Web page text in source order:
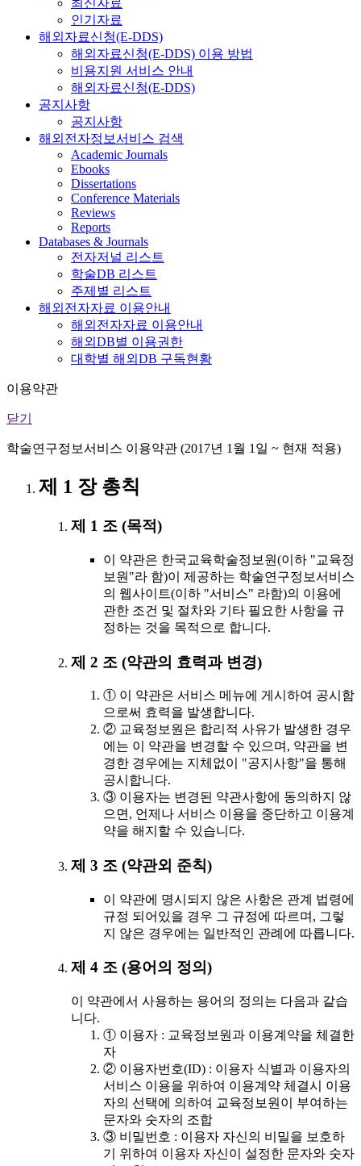
최신자료
인기자료
해외자료신청(E-DDS)
해외자료신청(E-DDS) 이용 방법
비용지원 서비스 안내
해외자료신청(E-DDS)
공지사항
공지사항
해외전자정보서비스 검색
Academic Journals
Ebooks
Dissertations
Conference Materials
Reviews
Reports
Databases & Journals
전자저널 리스트
학술DB 리스트
주제별 리스트
해외전자자료 이용안내
해외전자자료 이용안내
해외DB별 이용권한
대학별 해외DB 구독현황
이용약관
닫기
학술연구정보서비스 이용약관 (2017년 1월 1일 ~ 현재 적용)
제 1 장 총칙
제 1 조 (목적)
이 약관은 한국교육학술정보원(이하 "교육정
보원"라 함)이 제공하는 학술연구정보서비스
의 웹사이트(이하 "서비스" 라함)의 이용에
관한 조건 및 절차와 기타 필요한 사항을 규
정하는 것을 목적으로 합니다.
제 2 조 (약관의 효력과 변경)
① 이 약관은 서비스 메뉴에 게시하여 공시함
으로써 효력을 발생합니다.
② 교육정보원은 합리적 사유가 발생한 경우
에는 이 약관을 변경할 수 있으며, 약관을 변
경한 경우에는 지체없이 "공지사항"을 통해
공시합니다.
③ 이용자는 변경된 약관사항에 동의하지 않
으면, 언제나 서비스 이용을 중단하고 이용계
약을 해지할 수 있습니다.
제 3 조 (약관외 준칙)
이 약관에 명시되지 않은 사항은 관계 법령에
규정 되어있을 경우 그 규정에 따르며, 그렇
지 않은 경우에는 일반적인 관례에 따릅니다.
제 4 조 (용어의 정의)
이 약관에서 사용하는 용어의 정의는 다음과 같습
니다.
① 이용자 : 교육정보원과 이용계약을 체결한
자
② 이용자번호(ID) : 이용자 식별과 이용자의
서비스 이용을 위하여 이용계약 체결시 이용
자의 선택에 의하여 교육정보원이 부여하는
문자와 숫자의 조합
③ 비밀번호 : 이용자 자신의 비밀을 보호하
기 위하여 이용자 자신이 설정한 문자와 숫자